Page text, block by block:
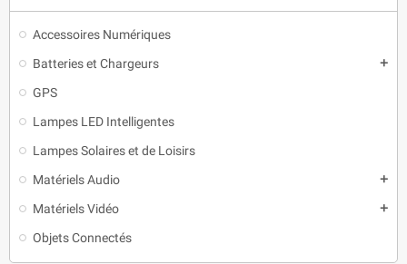
Accessoires Numériques
Batteries et Chargeurs
add
GPS
Lampes LED Intelligentes
Lampes Solaires et de Loisirs
Matériels Audio
add
Matériels Vidéo add
Objets Connectés